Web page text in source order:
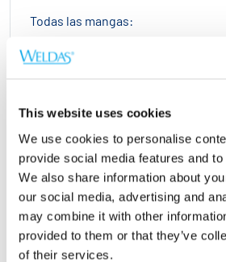
This website uses cookies
We use cookies to personalise
provide social media features and
We also share information about
our social media, advertising and
may combine it with other
provided to them or that they’ve
of their services.
Todas las mangas:
44-7023
Septiembre - octubre
Guantes:
10-2101 10-2101GB